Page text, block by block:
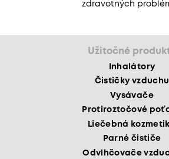
zdravotných
Užitočné
Inhalátory
Čističky vzduchu
Vysávače
Protiroztočové
Liečebná
Parné čističe
Odvlhčovače